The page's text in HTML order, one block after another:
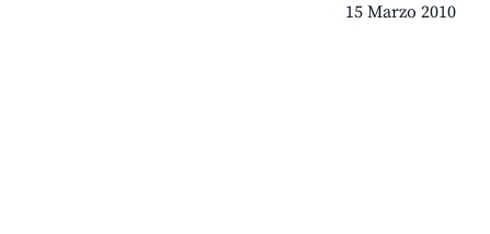
15 Marzo 2010